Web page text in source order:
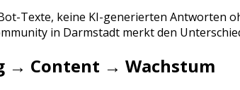
Texte, keine KI-generierten Antworten
in Darmstadt merkt den
→ Content → Wachstum